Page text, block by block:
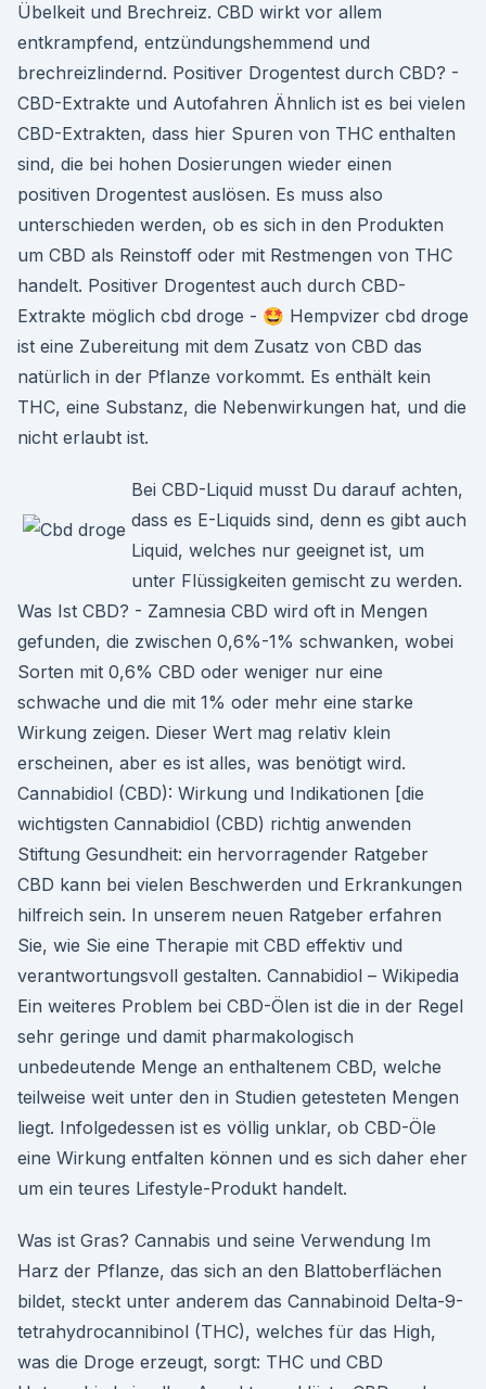
Übelkeit und Brechreiz. CBD wirkt vor allem
entkrampfend, entzündungs­hemmend und
brechreizlindernd. Positiver Drogentest durch CBD? -
CBD-Extrakte und Autofahren Ähnlich ist es bei vielen
CBD-Extrakten, dass hier Spuren von THC enthalten
sind, die bei hohen Dosierungen wieder einen
positiven Drogentest auslösen. Es muss also
unterschieden werden, ob es sich in den Produkten
um CBD als Reinstoff oder mit Restmengen von THC
handelt. Positiver Drogentest auch durch CBD-
Extrakte möglich cbd droge - 🤩 Hempvizer cbd droge
ist eine Zubereitung mit dem Zusatz von CBD das
natürlich in der Pflanze vorkommt. Es enthält kein
THC, eine Substanz, die Nebenwirkungen hat, und die
nicht erlaubt ist.
Bei CBD-Liquid musst Du darauf achten,
dass es E-Liquids sind, denn es gibt auch
Liquid, welches nur geeignet ist, um
unter Flüssigkeiten gemischt zu werden.
Was Ist CBD? - Zamnesia CBD wird oft in Mengen
gefunden, die zwischen 0,6%-1% schwanken, wobei
Sorten mit 0,6% CBD oder weniger nur eine
schwache und die mit 1% oder mehr eine starke
Wirkung zeigen. Dieser Wert mag relativ klein
erscheinen, aber es ist alles, was benötigt wird.
Cannabidiol (CBD): Wirkung und Indikationen [die
wichtigsten Cannabidiol (CBD) richtig anwenden
Stiftung Gesundheit: ein hervorragender Ratgeber
CBD kann bei vielen Beschwerden und Erkrankungen
hilfreich sein. In unserem neuen Ratgeber erfahren
Sie, wie Sie eine Therapie mit CBD effektiv und
verantwortungsvoll gestalten. Cannabidiol – Wikipedia
Ein weiteres Problem bei CBD-Ölen ist die in der Regel
sehr geringe und damit pharmakologisch
unbedeutende Menge an enthaltenem CBD, welche
teilweise weit unter den in Studien getesteten Mengen
liegt. Infolgedessen ist es völlig unklar, ob CBD-Öle
eine Wirkung entfalten können und es sich daher eher
um ein teures Lifestyle-Produkt handelt.
Was ist Gras? Cannabis und seine Verwendung Im
Harz der Pflanze, das sich an den Blattoberflächen
bildet, steckt unter anderem das Cannabinoid Delta-9-
tetrahydrocannibinol (THC), welches für das High,
was die Droge erzeugt, sorgt: THC und CBD